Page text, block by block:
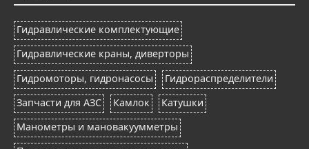
Гидравлические комплектующие
Гидравлические краны, диверторы
Гидромоторы, гидронасосы
Гидрораспределители
Запчасти для АЗС
Камлок
Катушки
Манометры и мановакуумметры